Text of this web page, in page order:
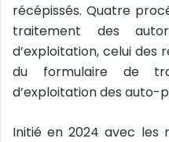
récépissés. Quatre
traitement des
d’exploitation, celui des
du formulaire de
d’exploitation des auto-
Initié en 2024 avec les